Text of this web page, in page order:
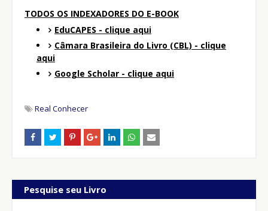
TODOS OS INDEXADORES DO E-BOOK
EduCAPES - clique aqui
Câmara Brasileira do Livro (CBL) - clique
aqui
Google Scholar - clique aqui
Real Conhecer
Pesquise seu Livro